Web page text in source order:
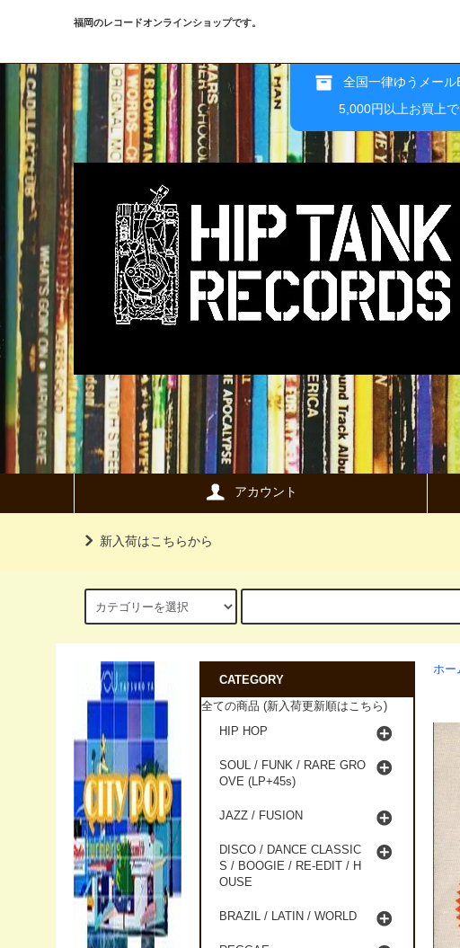
福岡のレコードオンラインショップです。
全国一律ゆうメー
5,000円以上お買上
アカウント
新入荷はこちらから
ホー
CATEGORY
全ての商品 (新入荷更新順はこちら)
HIP HOP
SOUL / FUNK / RARE GRO
OVE (LP+45s)
JAZZ / FUSION
DISCO / DANCE CLASSIC
S / BOOGIE / RE-EDIT / H
OUSE
BRAZIL / LATIN / WORLD